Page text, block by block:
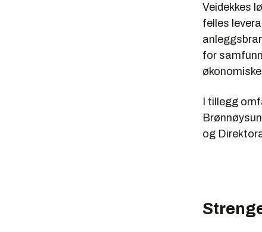
Veidekkes
felles
for
I tillegg
og